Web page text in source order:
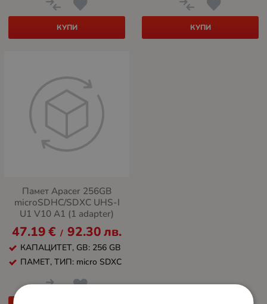
КУПИ КУПИ
Памет Apacer 256GB
microSDHC/SDXC UHS-I
U1 V10 A1 (1 adapter)
47.19€ / 92.30лв.
КАПАЦИТЕТ, GB: 256 GB
ПАМЕТ, ТИП: micro SDXC